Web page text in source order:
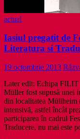
actual
Iasiul pregatit de
Literatura si
19 octombrie 2013
Later edit: Echipa FILIT
Müller fost supusă unei
din localitatea Müllheim
intensivă, astfel încât
participarea în cadrul
Traducere, nu mai este